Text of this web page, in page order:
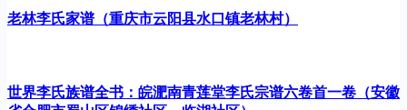
老林李氏家谱（重庆市云阳县水口镇老林村）
世界李氏族谱全书：皖淝南青莲堂李氏宗谱六卷首一卷（安徽